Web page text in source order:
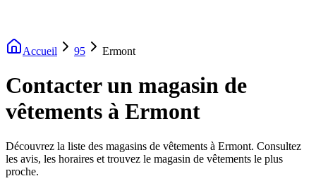
Accueil 95 Ermont
Contacter un magasin de
vêtements à Ermont
Découvrez la liste des magasins de vêtements à Ermont. Consultez
les avis, les horaires et trouvez le magasin de vêtements le plus
proche.